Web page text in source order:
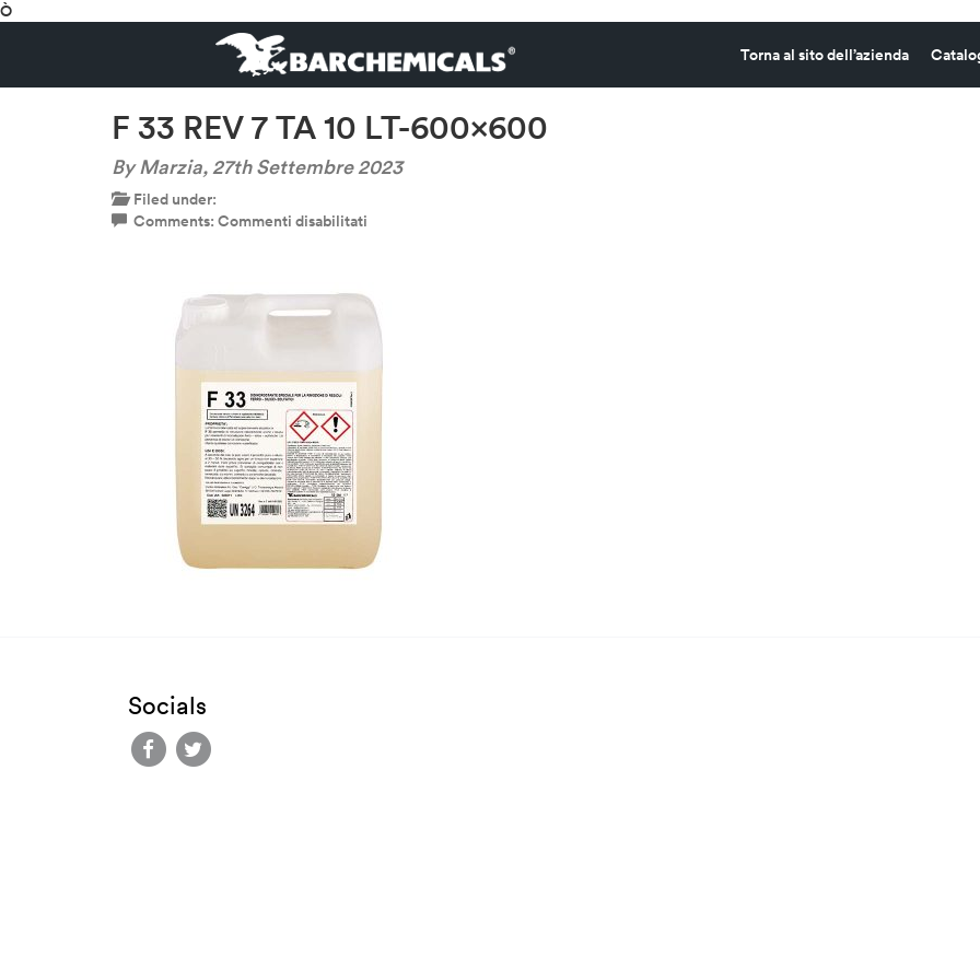
Ò
Torna al sito dell’azienda
F 33 REV 7 TA 10 LT-600×600
By Marzia,27th Settembre 2023
Filed under:
Comments: Commenti disabilitati
7
TA
LT-
Socials